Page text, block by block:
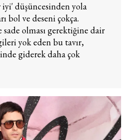
iyi' düşüncesinden yola
bol ve deseni çokça.
sade olması gerektiğine dair
yok eden bu tavır,
giderek daha çok